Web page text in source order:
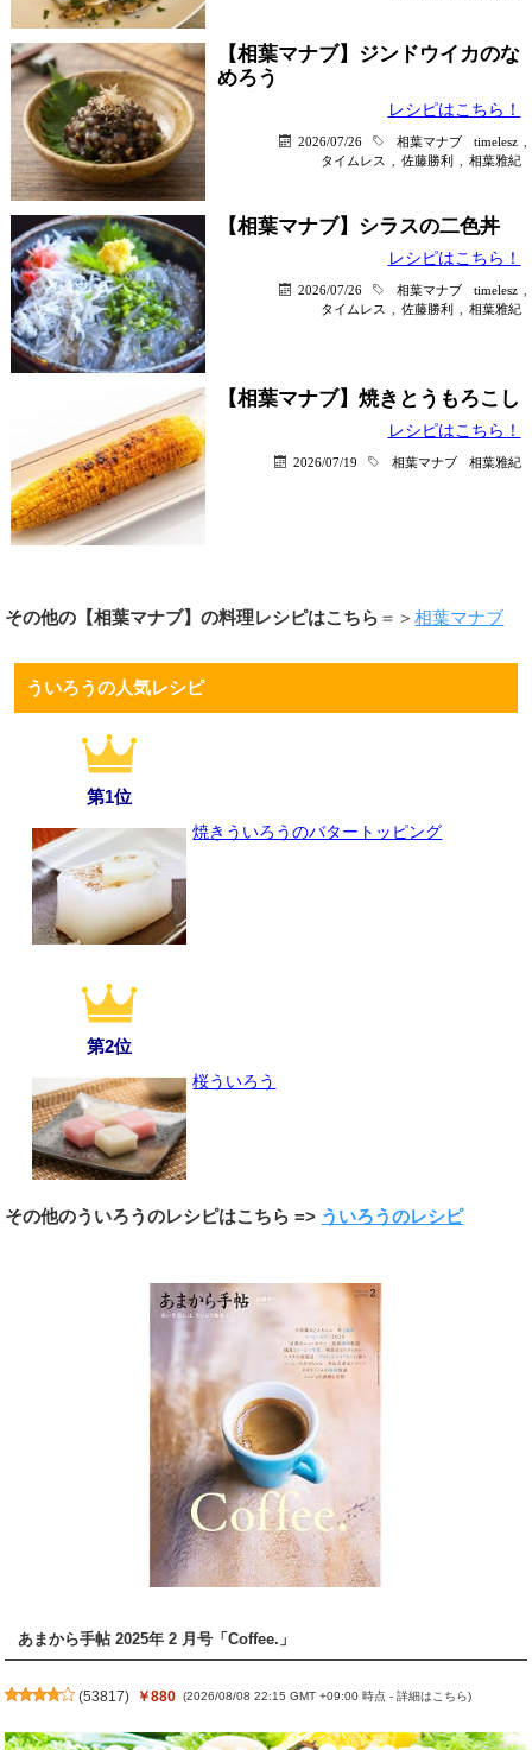
【相葉マナブ】ジンドウイカのな
めろう
レシピはこちら！
2026/07/26 相葉マナブ timelesz
タイムレス
佐藤勝利 相葉雅紀
【相葉マナブ】シラスの二色丼
レシピはこちら！
2026/07/26 相葉マナブ timelesz
タイムレス
佐藤勝利 相葉雅紀
【相葉マナブ】焼きとうもろこし
レシピはこちら！
2026/07/19 相葉マナブ 相葉雅紀
その他の【相葉マナブ】の料理レシピはこちら ＝＞相葉マナブ
ういろうの人気レシピ
第1位
焼きういろうのバタートッピング
第2位
桜ういろう
その他のういろうのレシピはこちら => ういろうのレシピ
あまから手帖 2025年 2 月号「Coffee.」
(53817) ￥880 (2026/08/08 22:15 GMT +09:00 時点 -詳細はこちら)